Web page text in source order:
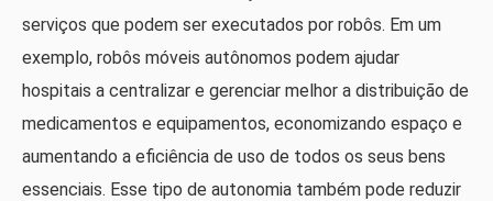
serviços que podem ser executados por robôs. Em um
exemplo, robôs móveis autônomos podem ajudar
hospitais a centralizar e gerenciar melhor a distribuição de
medicamentos e equipamentos, economizando espaço e
aumentando a eficiência de uso de todos os seus bens
essenciais. Esse tipo de autonomia também pode reduzir